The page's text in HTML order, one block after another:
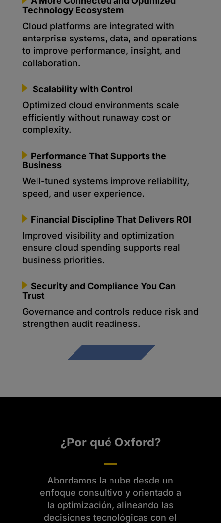
Technology Ecosystem
Cloud platforms are integrated with
enterprise systems, data, and operations
to improve performance, insight, and
collaboration.
Scalability with Control
Optimized cloud environments scale
efficiently without runaway cost or
complexity.
Performance That Supports the
Business
Well-tuned systems improve reliability,
speed, and user experience.
Financial Discipline That Delivers ROI
Improved visibility and optimization
ensure cloud spending supports real
business priorities.
Security and Compliance You Can
Trust
Governance and controls reduce risk and
strengthen audit readiness.
¿Por qué Oxford?
Abordamos la nube desde un
enfoque consultivo y orientado a
la optimización, alineando las
decisiones tecnológicas con el